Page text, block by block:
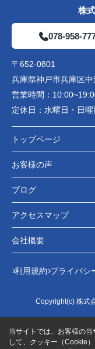
株
078-958-
〒652-0801
兵庫県神戸市兵庫区
営業時間：
定休日： 水曜日・日曜
トップページ
お客様の声
ブログ
アクセスマップ
会社概要
利用規約 プライバシ
Copyright(c) 株式
当サイトでは、お客様の
して、クッキー（Cookie）